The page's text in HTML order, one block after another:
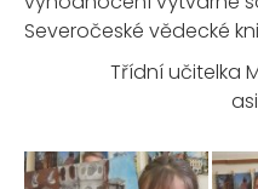
Severočeské vědecké
Třídní učitelka